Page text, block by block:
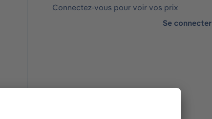
Connectez-vous pour voir vos prix
Se connecter